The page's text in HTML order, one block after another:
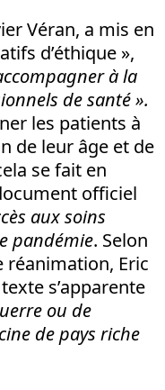
Véran, a mis en
d’éthique »,
à la
de santé ».
les patients à
de leur âge et de
se fait en
officiel
aux soins
pandémie. Selon
réanimation, Eric
s’apparente
ou de
de pays riche